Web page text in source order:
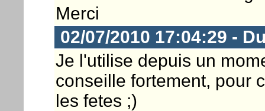
Merci
02/07/2010 17:04:29 -
Je l'utilise depuis un
conseille fortement, pour
les fetes ;)